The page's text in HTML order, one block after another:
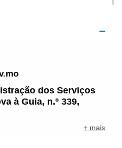
dos Serviços
à Guia, n.º 339,
+ mais